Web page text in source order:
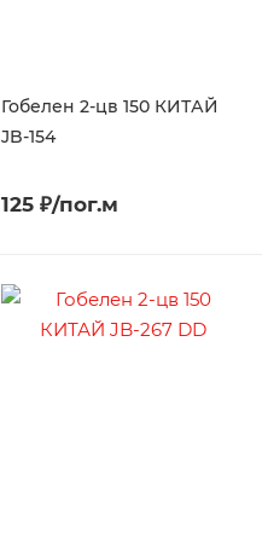
Гобелен 2-цв 150 КИТАЙ
JB-154
125 ₽/пог.м